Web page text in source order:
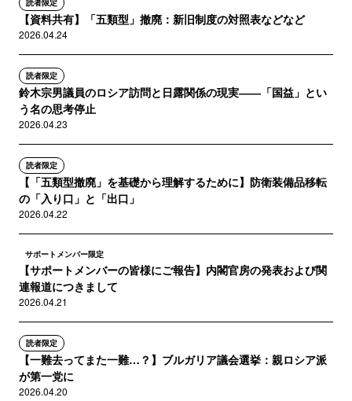
読者限定
【資料共有】「五類型」撤廃：新旧制度の対照表などなど
2026.04.24
読者限定
鈴木宗男議員のロシア訪問と日露関係の現実――「国益」とい
う名の思考停止
2026.04.23
読者限定
【「五類型撤廃」を基礎から理解するために】防衛装備品移転
の「入り口」と「出口」
2026.04.22
サポートメンバー限定
【サポートメンバーの皆様にご報告】内閣官房の発表および関
連報道につきまして
2026.04.21
読者限定
【一難去ってまた一難…？】ブルガリア議会選挙：親ロシア派
が第一党に
2026.04.20